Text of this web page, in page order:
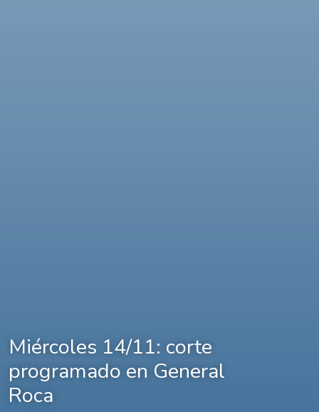
Miércoles 14/11: corte
programado en General
Roca